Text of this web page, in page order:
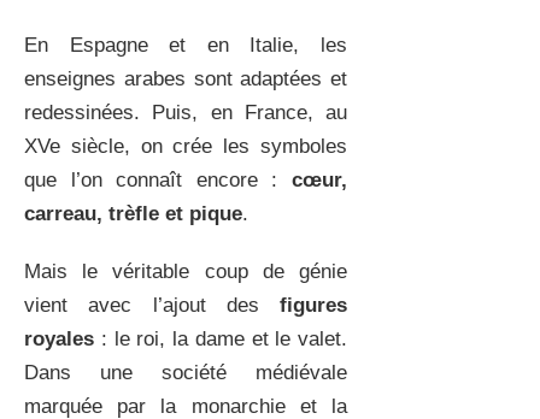
En Espagne et en Italie, les
enseignes arabes sont adaptées et
redessinées. Puis, en France, au
XVe siècle, on crée les symboles
que l’on connaît encore :cœur,
carreau, trèfle et pique.
Mais le véritable coup de génie
vient avec l’ajout desfigures
royales : le roi, la dame et le valet.
Dans une société médiévale
marquée par la monarchie et la